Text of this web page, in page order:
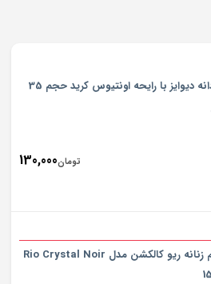
ادکلن مردانه دیوایز با رایحه اونتیوس کرید حجم 35
تومان130,000
ادو پرفیوم زنانه ریو کالکشن مدل Rio Crystal Noir